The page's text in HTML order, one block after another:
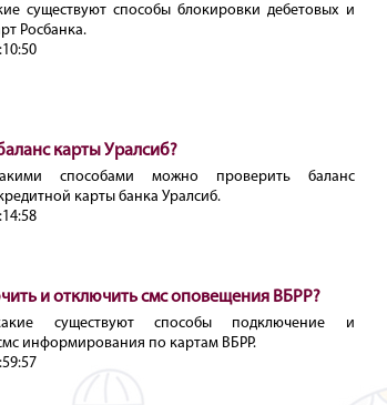
существуют способы блокировки дебетовых и
Росбанка.
карты Уралсиб?
способами можно проверить баланс
карты банка Уралсиб.
и отключить смс оповещения ВБРР?
существуют способы подключение и
информирования по картам ВБРР.